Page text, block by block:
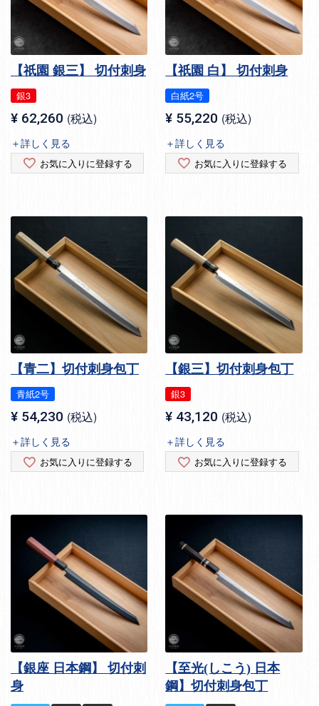
【祇園 銀三】 切付刺身
銀3
¥ 62,260 税込
＋詳しく見る
お気に入りに登録する
【祇園 白】 切付刺身
白紙2号
¥ 55,220 税込
＋詳しく見る
お気に入りに登録する
【青二】切付刺身包丁
青紙2号
¥ 54,230 税込
＋詳しく見る
お気に入りに登録する
【銀三】切付刺身包丁
銀3
¥ 43,120 税込
＋詳しく見る
お気に入りに登録する
【銀座 日本鋼】 切付刺
身
【至光(しこう) 日本
鋼】切付刺身包丁